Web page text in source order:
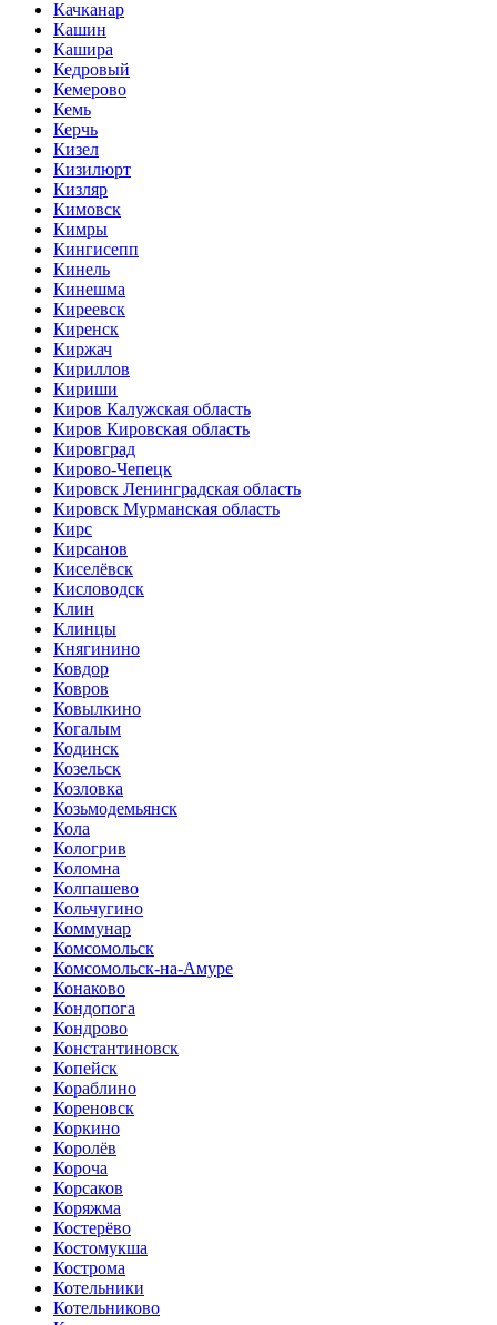
Качканар
Кашин
Кашира
Кедровый
Кемерово
Кемь
Керчь
Кизел
Кизилюрт
Кизляр
Кимовск
Кимры
Кингисепп
Кинель
Кинешма
Киреевск
Киренск
Киржач
Кириллов
Кириши
Киров Калужская область
Киров Кировская область
Кировград
Кирово-Чепецк
Кировск Ленинградская область
Кировск Мурманская область
Кирс
Кирсанов
Киселёвск
Кисловодск
Клин
Клинцы
Княгинино
Ковдор
Ковров
Ковылкино
Когалым
Кодинск
Козельск
Козловка
Козьмодемьянск
Кола
Кологрив
Коломна
Колпашево
Кольчугино
Коммунар
Комсомольск
Комсомольск-на-Амуре
Конаково
Кондопога
Кондрово
Константиновск
Копейск
Кораблино
Кореновск
Коркино
Королёв
Короча
Корсаков
Коряжма
Костерёво
Костомукша
Кострома
Котельники
Котельниково